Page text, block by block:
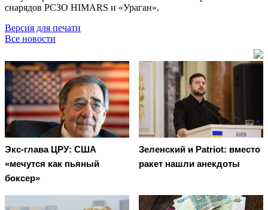
снарядов РСЗО HIMARS и «Ураган».
Версия для печати
Все новости
Экс-глава ЦРУ: США
«мечутся как пьяный
боксер»
Зеленский и Patriot: вместо
ракет нашли анекдоты